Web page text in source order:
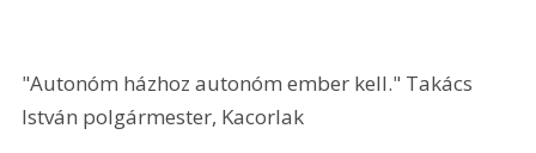
"Autonóm házhoz autonóm ember kell." Takács
István polgármester, Kacorlak